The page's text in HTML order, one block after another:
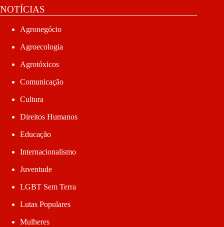
NOTÍCIAS
Agronegócio
Agroecologia
Agrotóxicos
Comunicação
Cultura
Direitos Humanos
Educação
Internacionalismo
Juventude
LGBT Sem Terra
Lutas Populares
Mulheres